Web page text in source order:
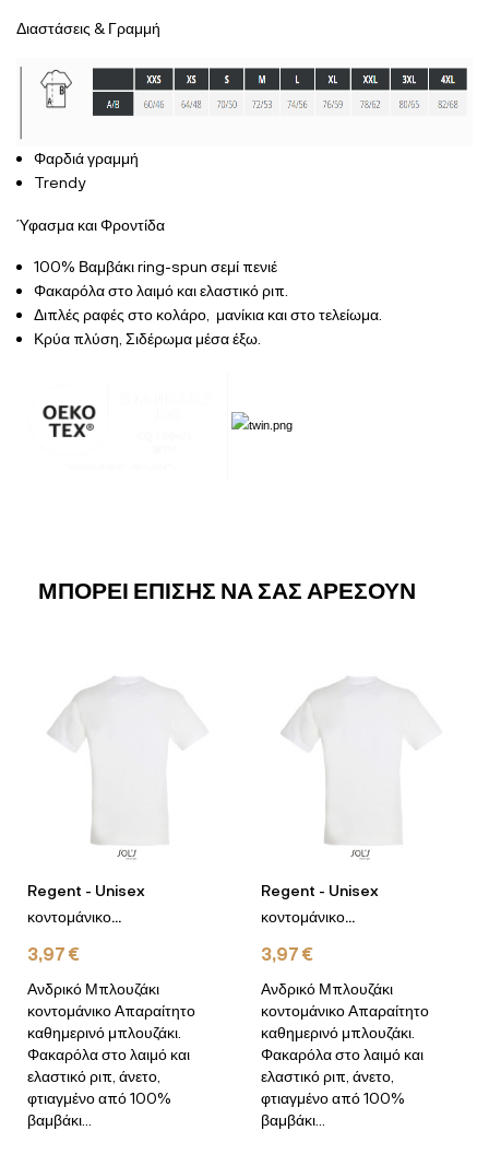
Διαστάσεις & Γραμμή
Φαρδιά γραμμή
Trendy
Ύφασμα και Φροντίδα
100% Βαμβάκι ring-spun σεμί πενιέ
Φακαρόλα στο λαιμό και ελαστικό ριπ.
Διπλές ραφές στο κολάρο, μανίκια και στο τελείωμα.
Κρύα πλύση, Σιδέρωμα μέσα έξω.
ΜΠΟΡΕΊ ΕΠΊΣΗΣ ΝΑ ΣΑΣ ΑΡΈΣΟΥΝ
Regent - Unisex
κοντομάνικο...
3,97 €
Ανδρικό Μπλουζάκι
κοντομάνικο Απαραίτητο
καθημερινό μπλουζάκι.
Φακαρόλα στο λαιμό και
ελαστικό ριπ, άνετο,
φτιαγμένο από 100%
βαμβάκι...
Regent - Unisex
κοντομάνικο...
3,97 €
Ανδρικό Μπλουζάκι
κοντομάνικο Απαραίτητο
καθημερινό μπλουζάκι.
Φακαρόλα στο λαιμό και
ελαστικό ριπ, άνετο,
φτιαγμένο από 100%
βαμβάκι...